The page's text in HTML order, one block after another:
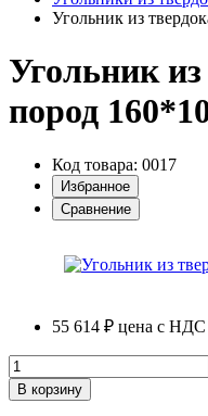
Угольник из
Угольник
пород
Код товара: 0017
Избранное
Сравнение
55 614 ₽ цена с НДС
В корзину